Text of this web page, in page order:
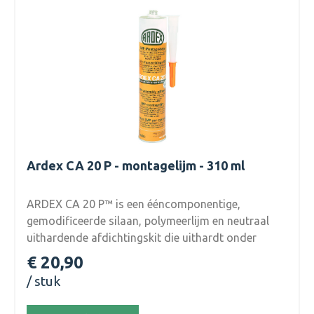
Ardex CA 20 P - montagelijm - 310 ml
ARDEX CA 20 P™ is een ééncomponentige,
gemodificeerde silaan, polymeerlijm en neutraal
uithardende afdichtingskit die uithardt onder
invloed van vocht. ARDEX CA 20 P is extreem
flexibel met een uitstekende hechtsterkte,
waardoor het geschikt is voor een breed scala aan
toepassingen. Het is ideaal voor het vervangen van
€ 20,90
stuk